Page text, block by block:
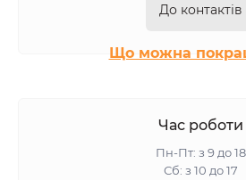
До контактів
Що можна
Час роботи
Пн-Пт: з 9 до 18
Сб: з 10 до 17